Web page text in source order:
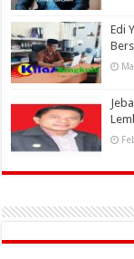
Edi